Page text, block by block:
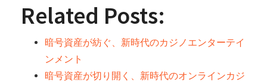
Related Posts:
暗号資産が紡ぐ、新時代のカジノエンターテイ
ンメント
暗号資産が切り開く、新時代のオンラインカジ